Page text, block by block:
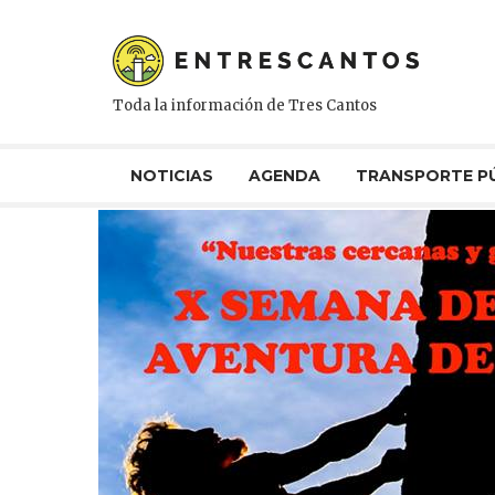
Toda la información de Tres Cantos
NOTICIAS AGENDA TRANSPORTE